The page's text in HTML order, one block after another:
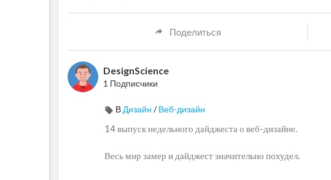
Поделиться
DesignScience
1 Подписчики
В Дизайн /Веб-дизайн
14 выпуск недельного дайджеста о веб-дизайне.
Весь мир замер и дайджест значительно похудел.